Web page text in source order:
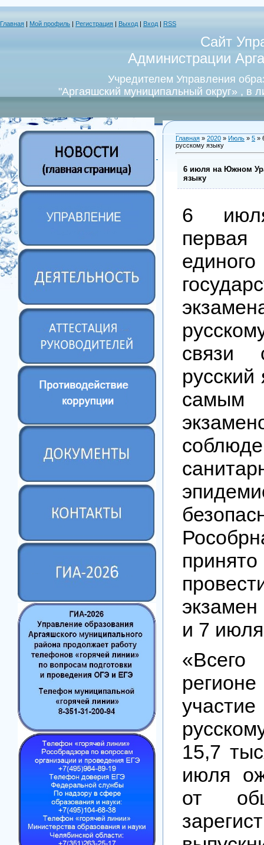
Главная Мой профиль Регистрация Выход Вход RSS
Сайт
Администрации
Учредителем Управления
"Аргаяшский муниципальный округ» , в
Главная » 2020 » Июль » 5 »
русскому языку
6 июля на Южном
языку
6
первая
единого
русский
и 7
15,7
июля
от